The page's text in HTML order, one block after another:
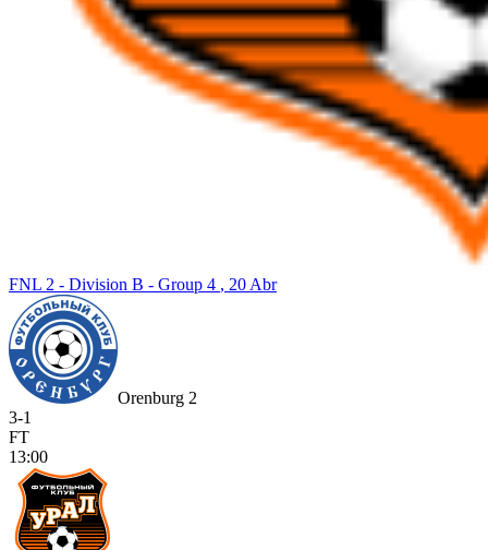
FNL 2 - Division B - Group 4 , 20 Abr
Orenburg 2
3-1
FT
13:00